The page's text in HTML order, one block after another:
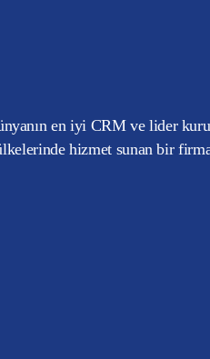
en iyi CRM ve lider
hizmet sunan bir